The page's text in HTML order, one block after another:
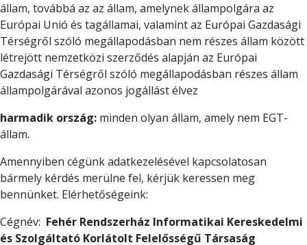
állam, továbbá az az állam, amelynek állampolgára az
Európai Unió és tagállamai, valamint az Európai Gazdasági
Térségről szóló megállapodásban nem részes állam között
létrejött nemzetközi szerződés alapján az Európai
Gazdasági Térségről szóló megállapodásban részes állam
állampolgárával azonos jogállást élvez
harmadik ország: minden olyan állam, amely nem EGT-
állam.
Amennyiben cégünk adatkezelésével kapcsolatosan
bármely kérdés merülne fel, kérjük keressen meg
bennünket. Elérhetőségeink:
Cégnév: Fehér Rendszerház Informatikai Kereskedelmi
és Szolgáltató Korlátolt Felelősségű Társaság